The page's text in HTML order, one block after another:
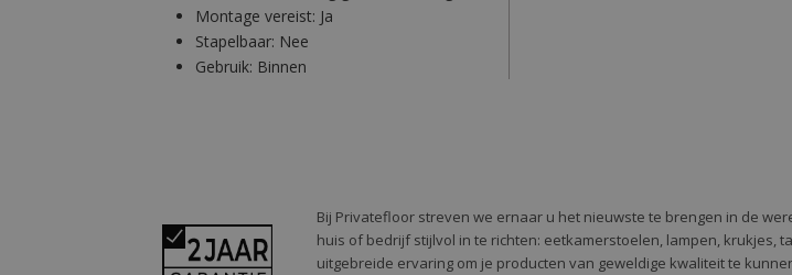
Montage vereist: Ja
Stapelbaar: Nee
Gebruik: Binnen
Bij Privatefloor streven we ernaar u het nieuwste te brengen in de
huis of bedrijf stijlvol in te richten: eetkamerstoelen, lampen, krukjes,
uitgebreide ervaring om je producten van geweldige kwaliteit te